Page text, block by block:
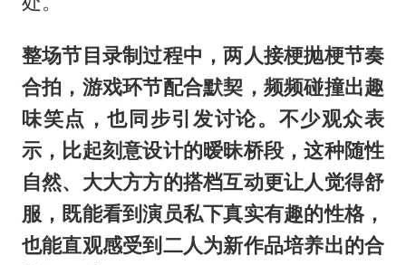
整场节目录制过程中，两人接梗抛梗节奏
合拍，游戏环节配合默契，频频碰撞出趣
味笑点，也同步引发讨论。不少观众表
示，比起刻意设计的暧昧桥段，这种随性
自然、大大方方的搭档互动更让人觉得舒
服，既能看到演员私下真实有趣的性格，
也能直观感受到二人为新作品培养出的合